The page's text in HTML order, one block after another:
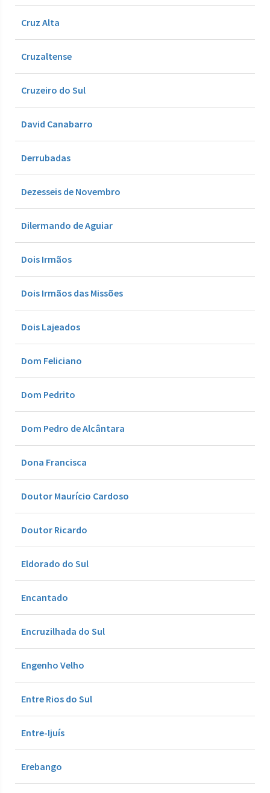
Cruz Alta
Cruzaltense
Cruzeiro do Sul
David Canabarro
Derrubadas
Dezesseis de Novembro
Dilermando de Aguiar
Dois Irmãos
Dois Irmãos das Missões
Dois Lajeados
Dom Feliciano
Dom Pedrito
Dom Pedro de Alcântara
Dona Francisca
Doutor Maurício Cardoso
Doutor Ricardo
Eldorado do Sul
Encantado
Encruzilhada do Sul
Engenho Velho
Entre Rios do Sul
Entre-Ijuís
Erebango